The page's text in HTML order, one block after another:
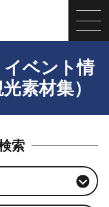
ベント情
素材集）
索